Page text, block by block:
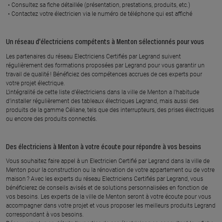
kalinka 5, 06200 NICE
En savoir plus
À 23.2 km km
268 route de bellet, 06200 NICE
En savoir plus
À 23.2 km km
WIN ELEC
19 chemin de la tramontane,
06200 NICE
À 23.6 km km
ARES
60 chemin du vallon de barla,
À 24 km km
AES06
185 avenue de fabron, 06200
NICE
À 24.7 km km
CMA BORNES
3 place du 8 mai 1945, 06510
CARROS
Consultez sa fiche détaillée (présentation, prestations, produits, etc.)
Contactez votre électricien via le numéro de téléphone qui est affiché
Un réseau d'électriciens compétents à Menton sélectionnés pour vous
Les partenaires du réseau Electriciens Certifiés par Legrand suivent
régulièrement des formations proposées par Legrand pour vous garantir un
travail de qualité ! Bénéficiez des compétences accrues de ces experts pour
votre projet électrique.
L’intégralité de cette liste d’électriciens dans la ville de Menton a l’habitude
d’installer régulièrement des tableaux électriques Legrand, mais aussi des
produits de la gamme Céliane, tels que des interrupteurs, des prises électriques
ou encore des produits connectés.
Des électriciens à Menton à votre écoute pour répondre à vos besoins
Vous souhaitez faire appel à un Electricien Certifié par Legrand dans la ville de
Menton pour la construction ou la rénovation de votre appartement ou de votre
maison ? Avec les experts du réseau Electriciens Certifiés par Legrand, vous
bénéficierez de conseils avisés et de solutions personnalisées en fonction de
vos besoins. Les experts de la ville de Menton seront à votre écoute pour vous
accompagner dans votre projet et vous proposer les meilleurs produits Legrand
correspondant à vos besoins.